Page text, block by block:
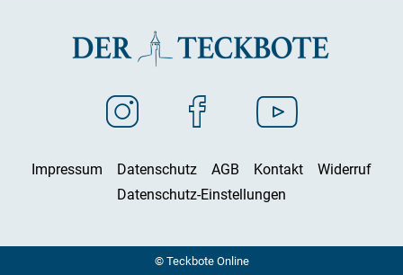
Impressum Datenschutz AGB Kontakt
Widerruf
Datenschutz-Einstellungen
© Teckbote Online